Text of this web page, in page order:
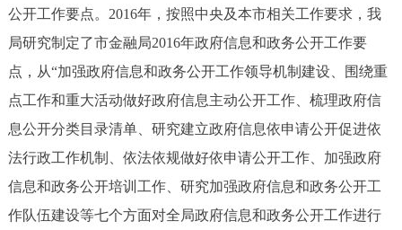
参与调查 在线访谈 图说互动
走进北京
绿色北京 图说北京 视频北京
多语种
公开工作要点。2016年，按照中央及本市相关工作要求，我
局研究制定了市金融局2016年政府信息和政务公开工作要
点，从“加强政府信息和政务公开工作领导机制建设、围绕重
点工作和重大活动做好政府信息主动公开工作、梳理政府信
息公开分类目录清单、研究建立政府信息依申请公开促进依
法行政工作机制、依法依规做好依申请公开工作、加强政府
信息和政务公开培训工作、研究加强政府信息和政务公开工
作队伍建设等七个方面对全局政府信息和政务公开工作进行